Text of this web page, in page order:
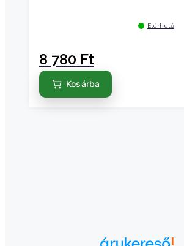
Elérhető
8 780 Ft
Kosárba